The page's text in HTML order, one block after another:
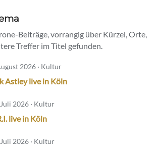
Beiträge, vorrangig über Kürzel, Orte,
Treffer im Titel gefunden.
2026 · Kultur
Astley live in Köln
2026 · Kultur
live in Köln
2026 · Kultur